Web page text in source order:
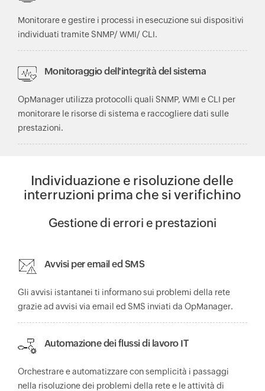
Monitorare e gestire i processi in esecuzione sui dispositivi
individuati tramite SNMP/ WMI/ CLI.
Monitoraggio dell'integrità del sistema
OpManager utilizza protocolli quali SNMP, WMI e CLI per
monitorare le risorse di sistema e raccogliere dati sulle
prestazioni.
Individuazione e risoluzione delle
interruzioni prima che si verifichino
Gestione di errori e prestazioni
Avvisi per email ed SMS
Gli avvisi istantanei ti informano sui problemi della rete
grazie ad avvisi via email ed SMS inviati da OpManager.
Automazione dei flussi di lavoro IT
Orchestrare e automatizzare con semplicità i passaggi
nella risoluzione dei problemi della rete e le attività di